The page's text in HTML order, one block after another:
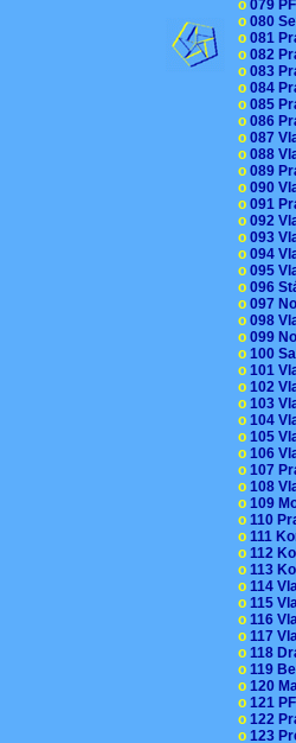
o 079
o 080
o 081
o 082
o 083
o 084
o 085
o 086
o 087
o 088
o 089
o 090
o 091
o 092
o 093
o 094
o 095
o 096
o 097
o 098
o 099
o 100
o 101
o 102
o 103
o 104
o 105
o 106
o 107
o 108
o 109
o 110
o 111
o 112
o 113
o 114
o 115
o 116
o 117
o 118
o 119
o 120
o 121
o 122
o 123